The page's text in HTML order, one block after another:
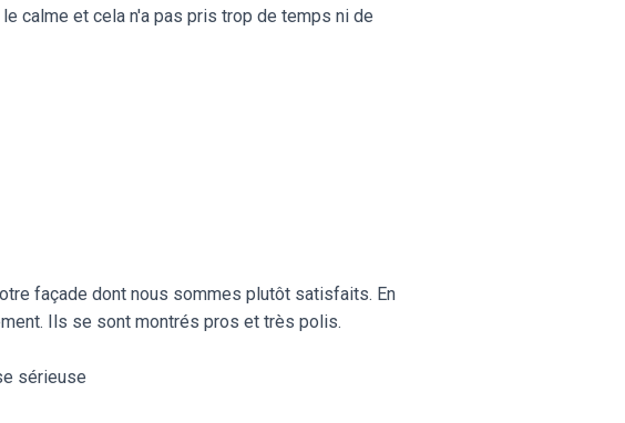
calme et cela n'a pas pris trop de temps ni de
façade dont nous sommes plutôt satisfaits. En
Ils se sont montrés pros et très polis.
sérieuse